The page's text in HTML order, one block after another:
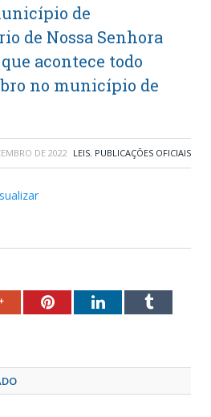
de
de Nossa Senhora
acontece todo
no município de
DE 2022 LEIS, PUBLICAÇÕES OFICIAIS
Google+PinterestLinkedInTumblr